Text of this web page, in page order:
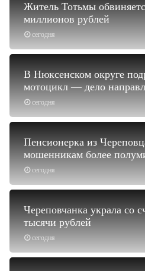
сегодня
Житель Тотьмы
миллионов рублей
сегодня
В Нюксенском округе
мотоцикл — дело
сегодня
Пенсионерка из
мошенникам более
сегодня
Череповчанка украла со
тысячи рублей